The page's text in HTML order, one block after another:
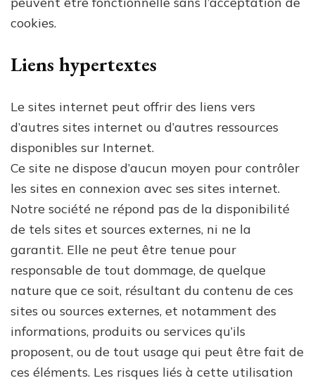
cookies.
Liens hypertextes
Le sites internet peut offrir des liens vers
d’autres sites internet ou d’autres ressources
disponibles sur Internet.
Ce site ne dispose d’aucun moyen pour contrôler
les sites en connexion avec ses sites internet.
Notre société ne répond pas de la disponibilité
de tels sites et sources externes, ni ne la
garantit. Elle ne peut être tenue pour
responsable de tout dommage, de quelque
nature que ce soit, résultant du contenu de ces
sites ou sources externes, et notamment des
informations, produits ou services qu’ils
proposent, ou de tout usage qui peut être fait de
ces éléments. Les risques liés à cette utilisation